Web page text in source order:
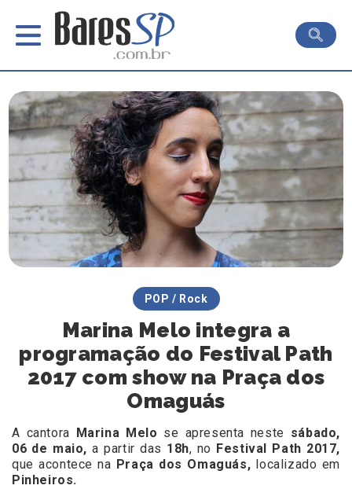
POP / Rock
Marina Melo integra a
programação do Festival Path
2017 com show na Praça dos
Omaguás
A cantora Marina Melo se apresenta neste sábado,
06 de maio, a partir das 18h, no Festival Path 2017,
que acontece na Praça dos Omaguás, localizado em
Pinheiros.